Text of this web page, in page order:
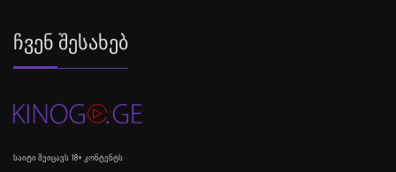
Ჩვენ Შესახებ
საიტი შეიცავს 18+ კონტენტს